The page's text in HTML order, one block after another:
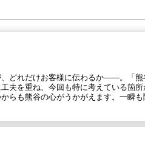
どれだけお客様に伝わるか――。「熊
夫を重ね、今回も特に考えている箇
らも熊谷の心がうかがえます。一瞬